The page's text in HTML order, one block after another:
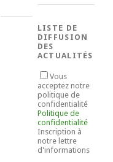
LISTE DE
DIFFUSION
DES
ACTUALITÉS
Vous
acceptez notre
politique de
confidentialité
Politique de
confidentialité
Inscription à
notre lettre
d'informations